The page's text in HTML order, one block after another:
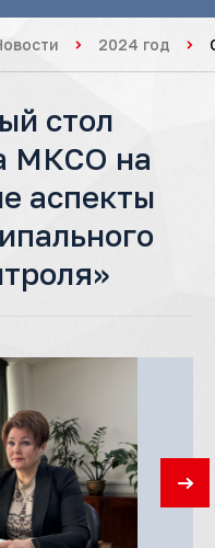
2024 год
стол
МКСО на
аспекты